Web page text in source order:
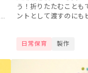
う！折りたたむことも
ントとして渡すのにも
いかがでし...
日常保育 製作